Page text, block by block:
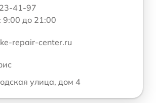
41-97
9:00 до 21:00
repair-center.ru
улица, дом 4